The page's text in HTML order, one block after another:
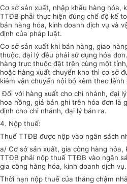
Cơ sở sản xuất, nhập khẩu hàng hóa,
TTĐB phải thực hiện đúng chế độ kế
bán hàng hóa, kinh doanh dịch vụ và
định của pháp luật.
Cơ sở sản xuất khi bán hàng, giao
thuộc, đại lý đều phải sử dụng hóa
hàng trực thuộc đặt trên cùng một
hoặc hàng xuất chuyển kho thì cơ sở
kiêm vận chuyển nội bộ kèm theo lệnh
Đối với hàng xuất cho chi nhánh, đại
hoa hồng, giá bán ghi trên hóa đơn là
định cho chi nhánh, đại lý bán ra.
4. Nộp thuế:
Thuế TTĐB được nộp vào ngân sách
a/ Cơ sở sản xuất, gia công hàng hóa,
TTĐB phải nộp thuế TTĐB vào ngân
gia công hàng hóa, kinh doanh dịch vụ.
Thời hạn nộp thuế của tháng chậm